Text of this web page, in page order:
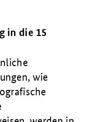
in die 15
wie